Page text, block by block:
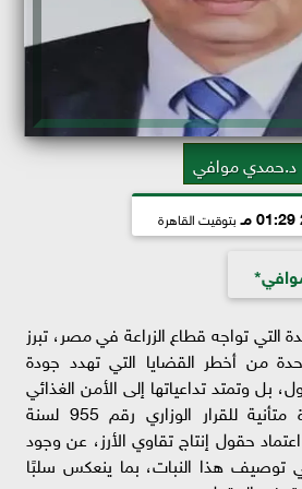
د.حمدي موافي
01:29 مـ بتوقيت القاهرة
التي تواجه قطاع الزراعة في مصر، تبرز
من أخطر القضايا التي تهدد جودة
بل وتمتد تداعياتها إلى الأمن الغذائي
القومي. وتكشف قراءة متأنية للقرار الوزاري رقم 955 لسنة
اعتماد حقول إنتاج تقاوي الأرز، عن وجود
هذا النبات، بما ينعكس سلبًا